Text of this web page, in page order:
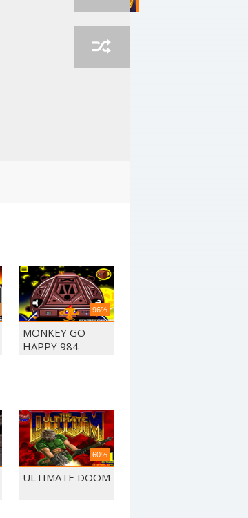
96%
MONKEY GO
HAPPY 984
60%
ULTIMATE DOOM